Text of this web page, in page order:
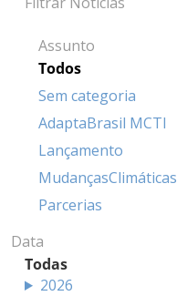
Assunto
Todos
Sem categoria
AdaptaBrasil MCTI
Lançamento
MudançasClimáticas
Parcerias
Data
Todas
2026